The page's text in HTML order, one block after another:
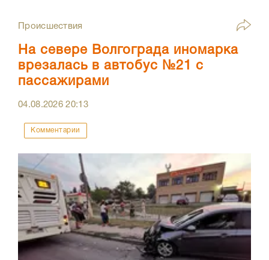
Происшествия
На севере Волгограда иномарка
врезалась в автобус №21 с
пассажирами
04.08.202620:13
Комментарии